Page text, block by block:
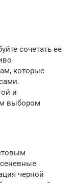
сочетать ее
которые
и
выбором
черной